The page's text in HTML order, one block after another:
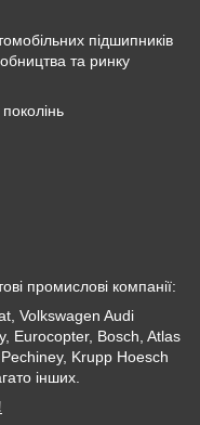
підшипників
та ринку
промислові компанії:
Volkswagen Audi
Eurocopter, Bosch, Atlas
Krupp Hoesch
інших.